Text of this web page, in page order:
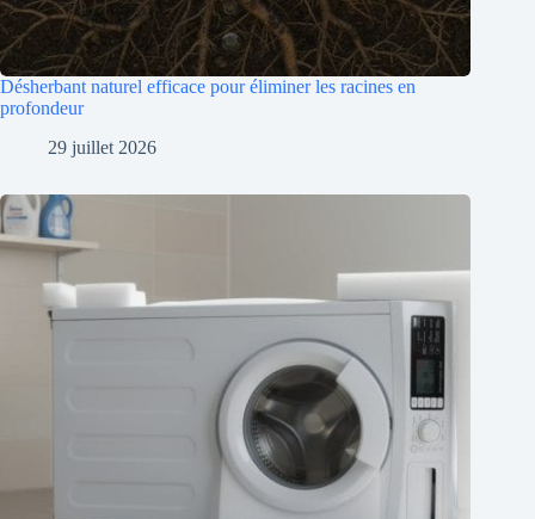
Désherbant naturel efficace pour éliminer les racines en
profondeur
29 juillet 2026